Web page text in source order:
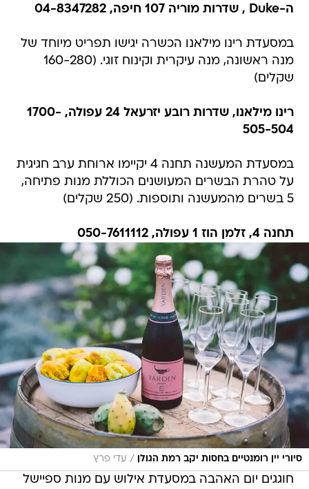
ה-Duke , שדרות מוריה 107 חיפה, 04-8347282
במסעדת רינו מילאנו הכשרה יגישו תפריט מיוחד של
מנה ראשונה, מנה עיקרית וקינוח זוגי. (160-280
שקלים)
רינו מילאנו, שדרות רובע יזרעאל 24 עפולה, 1700-
505-504
במסעדת המעשנה תחנה 4 יקיימו ארוחת ערב חגיגית
על טהרת הבשרים המעושנים הכוללת מנות פתיחה,
5 בשרים מהמעשנה ותוספות. (250 שקלים)
תחנה 4, זלמן הוז 1 עפולה, 050-7611112
סיורי יין רומנטיים בחסות יקב רמת הגולן / עדי פרץ
חוגגים יום האהבה במסעדת אילוש עם מנות ספיישל